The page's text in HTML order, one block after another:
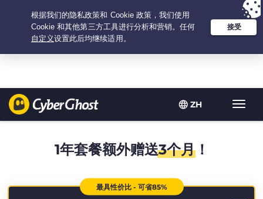
ZH
Your choice:The Best Dealfor 1.25-years at $1.99 /month
1年套餐额外赠送3个月！
最具性价比 - 可省85%